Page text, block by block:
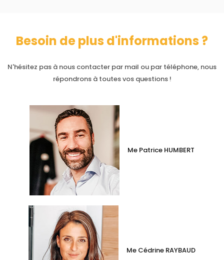
Besoin de plus d'informations ?
N'hésitez pas à nous contacter par mail ou par téléphone, nous
répondrons à toutes vos questions !
Me Patrice HUMBERT
Me Cédrine RAYBAUD